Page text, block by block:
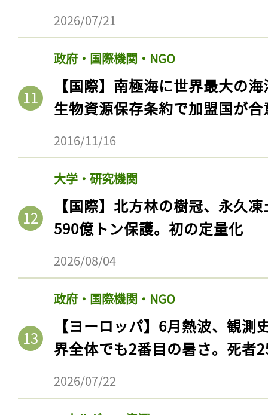
2026/07/21
政府・国際機関・NGO
【国際】南極海に世界最大の
生物資源保存条約で加盟国が合
2016/11/16
大学・研究機関
【国際】北方林の樹冠、永久
590億トン保護。初の定量化
2026/08/04
政府・国際機関・NGO
【ヨーロッパ】6月熱波、観
界全体でも2番目の暑さ。死者
2026/07/22
記事をお気に入りに
ログインが必